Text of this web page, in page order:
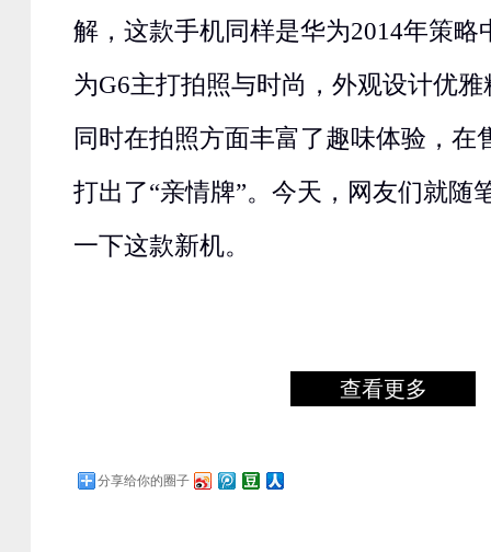
解，这款手机同样是华为2014年策略
为G6主打拍照与时尚，外观设计优
同时在拍照方面丰富了趣味体验，在
打出了“亲情牌”。今天，网友们就随
一下这款新机。
查看更多
分享给你的圈子